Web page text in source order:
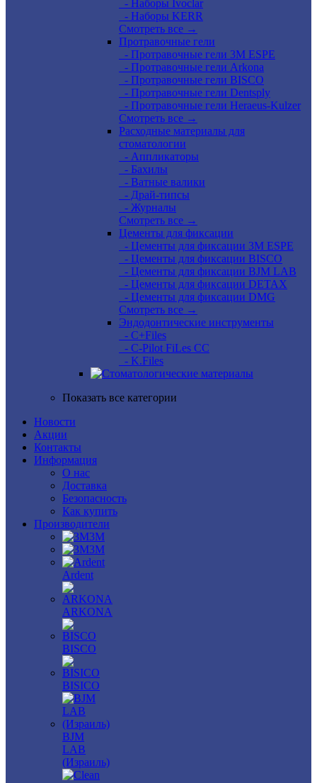
- Наборы Ivoclar
- Наборы KERR
Смотреть все →
Протравочные гели
- Протравочные гели 3М ESPE
- Протравочные гели Arkona
- Протравочные гели BISCO
- Протравочные гели Dentsply
- Протравочные гели Heraeus-Kulzer
Смотреть все →
Расходные материалы для
стоматологии
- Аппликаторы
- Бахилы
- Ватные валики
- Драй-типсы
- Журналы
Смотреть все →
Цементы для фиксации
- Цементы для фиксации 3M ESPE
- Цементы для фиксации BISCO
- Цементы для фиксации BJM LAB
- Цементы для фиксации DETAX
- Цементы для фиксации DMG
Смотреть все →
Эндодонтические инструменты
- C+Files
- C-Pilot FiLes CC
- K.Files
Показать все категории
Новости
Акции
Контакты
Информация
О нас
Доставка
Безопасность
Как купить
Производители
3M
3М
Ardent
ARKONA
BISCO
BISICO
BJM
LAB
(Израиль)